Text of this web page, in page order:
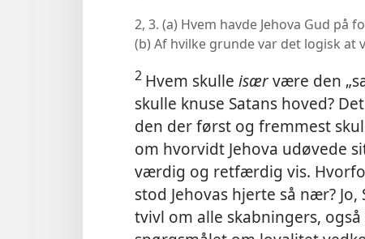
2, 3. (a) Hvem havde Jehova Gud
(b) Af hvilke grunde var det logisk at
2 Hvem skulle isærvære den
skulle knuse Satans hoved?
den der først og fremmest
om hvorvidt Jehova udøvede
værdig og retfærdig vis.
stod Jehovas hjerte så nær?
tvivl om alle skabningers,